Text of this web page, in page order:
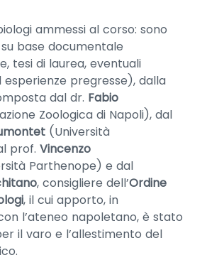
ammessi al corso: sono
base documentale
tesi di laurea, eventuali
esperienze pregresse), dalla
dal dr. Fabio
Zoologica di Napoli), dal
(Università
prof. Vincenzo
Parthenope) e dal
, consigliere dell’Ordine
, il cui apporto, in
l’ateneo napoletano, è stato
il varo e l’allestimento del